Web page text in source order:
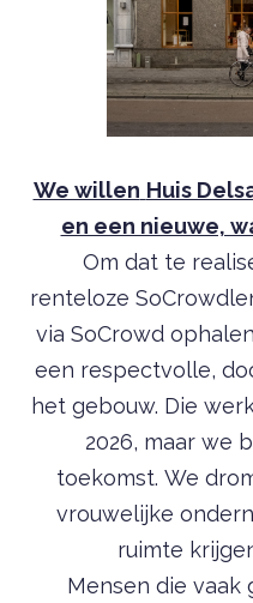
We willen Huis
en een nieuwe,
Om dat te
renteloze
via SoCrowd
een respectvolle,
het gebouw. Die
2026, maar we
toekomst. We
vrouwelijke
ruimte
Mensen die